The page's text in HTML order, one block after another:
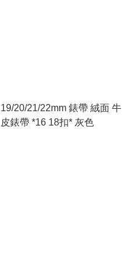
19/20/21/22mm 錶帶 絨面 牛
皮錶帶 *16 18扣* 灰色